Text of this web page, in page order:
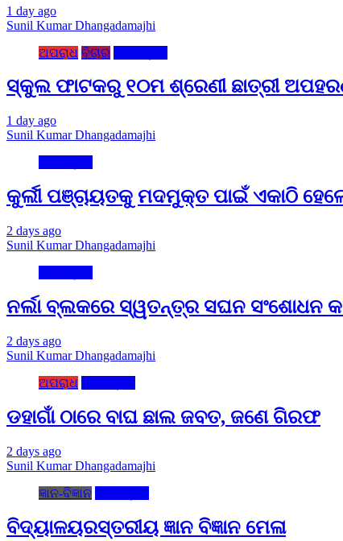
1 day ago
Sunil Kumar Dhangadamajhi
ଅପରାଧ ବିଚାର
ସ୍କୁଲ ଫାଟକରୁ ୧୦ମ ଶ୍ରେଣୀ ଛାତ୍ରୀ
1 day ago
Sunil Kumar Dhangadamajhi
କୁର୍ଲୀ ପଞ୍ଚାୟତକୁ ମଦମୁକ୍ତ ପାଇଁ ଏକାଠି
2 days ago
Sunil Kumar Dhangadamajhi
ନର୍ଲା ବ୍ଲକରେ ସ୍ୱତନ୍ତ୍ର ସଘନ ସଂଶୋଧନ
2 days ago
Sunil Kumar Dhangadamajhi
ଅପରାଧ
ଡହାଗାଁ ଠାରେ ବାଘ ଛାଲ ଜବତ, ଜଣେ ଗିରଫ
2 days ago
Sunil Kumar Dhangadamajhi
ଜ୍ଞାନ-ବିଜ୍ଞାନ
ବିଦ୍ୟାଳୟରସ୍ତରୀୟ ଜ୍ଞାନ ବିଜ୍ଞାନ ମେଳା